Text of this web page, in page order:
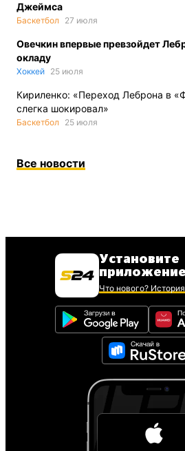
Джеймса
Баскетбол 27 июля
Овечкин впервые превзойдет
окладу
Хоккей 25 июля
Кириленко: «Переход Леброна в
слегка шокировал»
Баскетбол 25 июля
Все новости
Установите
Что нового?